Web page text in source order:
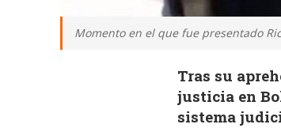
Momento en el que fue presentado
Tras su
justicia en
sistema